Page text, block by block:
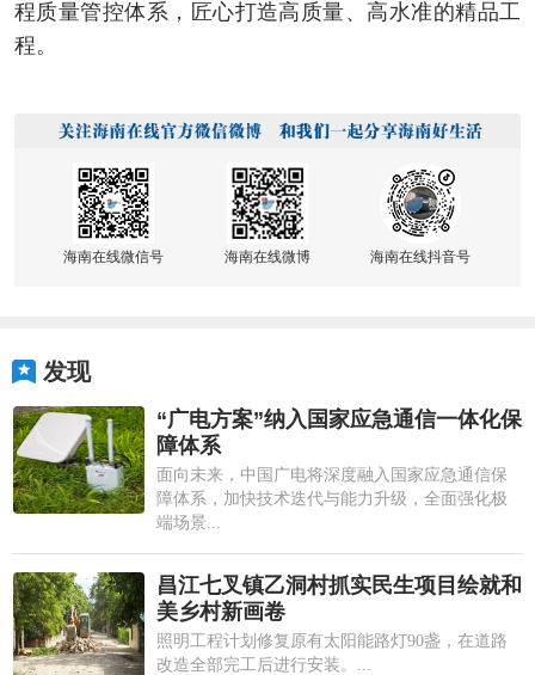
程质量管控体系，匠心打造高质量、高水准的精品工
程。
海南在线微信号 海南在线微博 海南在线抖音号
发现
“广电方案”纳入国家应急通信一体化保
障体系
面向未来，中国广电将深度融入国家应急通信保
障体系，加快技术迭代与能力升级，全面强化极
端场景...
昌江七叉镇乙洞村抓实民生项目绘就和
美乡村新画卷
照明工程计划修复原有太阳能路灯90盏，在道路
改造全部完工后进行安装。...